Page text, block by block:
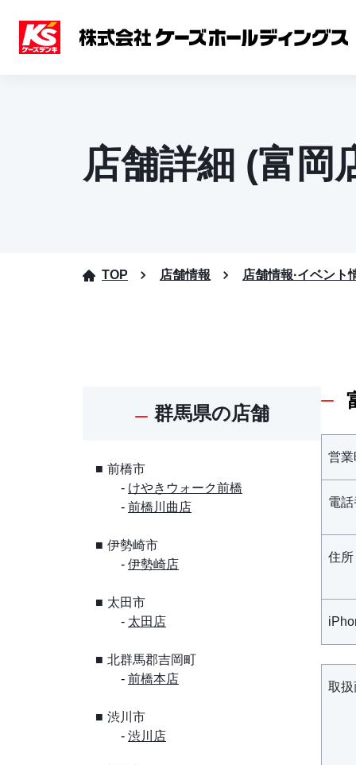
店舗詳細 (富岡
TOP 店舗情報 店舗情報·イベント
群馬県の店舗
前橋市
けやきウォーク前橋
前橋川曲店
伊勢崎市
伊勢崎店
太田市
太田店
北群馬郡吉岡町
前橋本店
渋川市
渋川店
営
電
住所
取